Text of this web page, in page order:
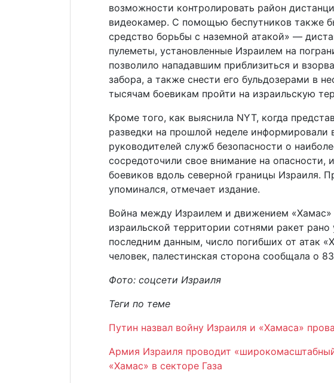
возможности контролировать район
видеокамер. С помощью беспутников также
средство борьбы с наземной атакой» —
пулеметы, установленные Израилем на
позволило нападавшим приблизиться и
забора, а также снести его бульдозерами в
тысячам боевикам пройти на израильскую
Кроме того, как выяснила NYT, когда
разведки на прошлой неделе информировали
руководителей служб безопасности о
сосредоточили свое внимание на опасности,
боевиков вдоль северной границы Израиля.
упоминался, отмечает издание.
Война между Израилем и движением «Хамас»
израильской территории сотнями ракет
последним данным, число погибших от атак
человек, палестинская сторона сообщала о
Фото: соцсети Израиля
Теги по теме
Путин назвал войну Израиля и «Хамаса»
Армия Израиля проводит
«Хамас» в секторе Газа